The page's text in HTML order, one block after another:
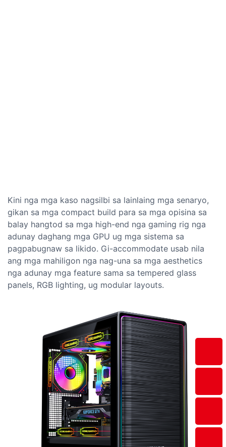
Kini nga mga kaso nagsilbi sa lainlaing mga senaryo,
gikan sa mga compact build para sa mga opisina sa
balay hangtod sa mga high-end nga gaming rig nga
adunay daghang mga GPU ug mga sistema sa
pagpabugnaw sa likido. Gi-accommodate usab nila
ang mga mahiligon nga nag-una sa mga aesthetics
nga adunay mga feature sama sa tempered glass
panels, RGB lighting, ug modular layouts.